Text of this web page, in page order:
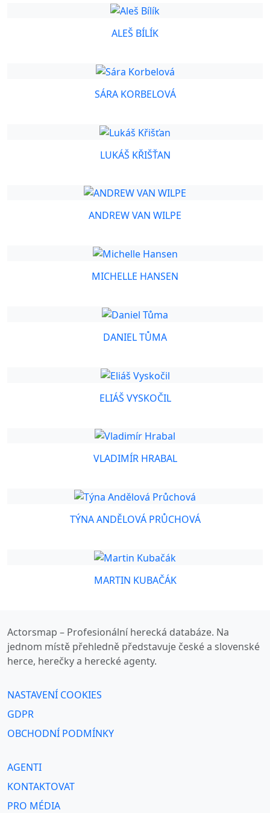
ALEŠ BÍLÍK
SÁRA KORBELOVÁ
LUKÁŠ KŘIŠŤAN
ANDREW VAN WILPE
MICHELLE HANSEN
DANIEL TŮMA
ELIÁŠ VYSKOČIL
VLADIMÍR HRABAL
TÝNA ANDĚLOVÁ PRŮCHOVÁ
MARTIN KUBAČÁK
Actorsmap – Profesionální herecká databáze. Na
jednom místě přehledně představuje české a slovenské
herce, herečky a herecké agenty.
NASTAVENÍ COOKIES
GDPR
OBCHODNÍ PODMÍNKY
AGENTI
KONTAKTOVAT
PRO MÉDIA